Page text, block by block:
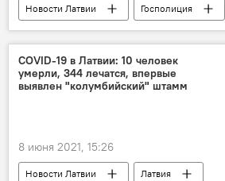
Новости Латвии
Госполиция
правительство Латвии
деньги
коронавирус
COVID-19 в Латвии: 10 человек
умерли, 344 лечатся, впервые
выявлен "колумбийский" штамм
8 июня 2021, 15:26
Новости Латвии
Латвия